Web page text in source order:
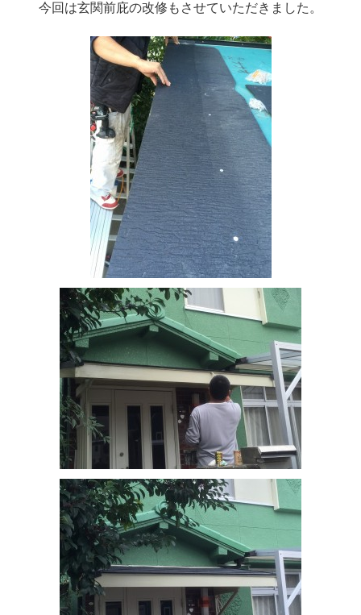
今回は玄関前庇の改修もさせていただきました。